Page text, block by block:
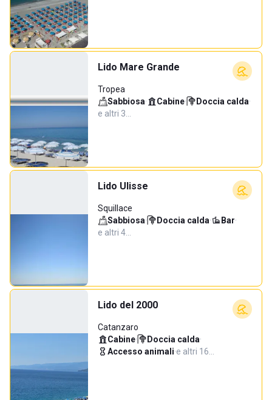
Lido Mare Grande
Tropea
Sabbiosa· Cabine· Doccia calda·
e altri 3…
Lido Ulisse
Squillace
Sabbiosa· Doccia calda· Bar·
e altri 4…
Lido del 2000
Catanzaro
Cabine· Doccia calda·
Accesso animali·e altri 16…